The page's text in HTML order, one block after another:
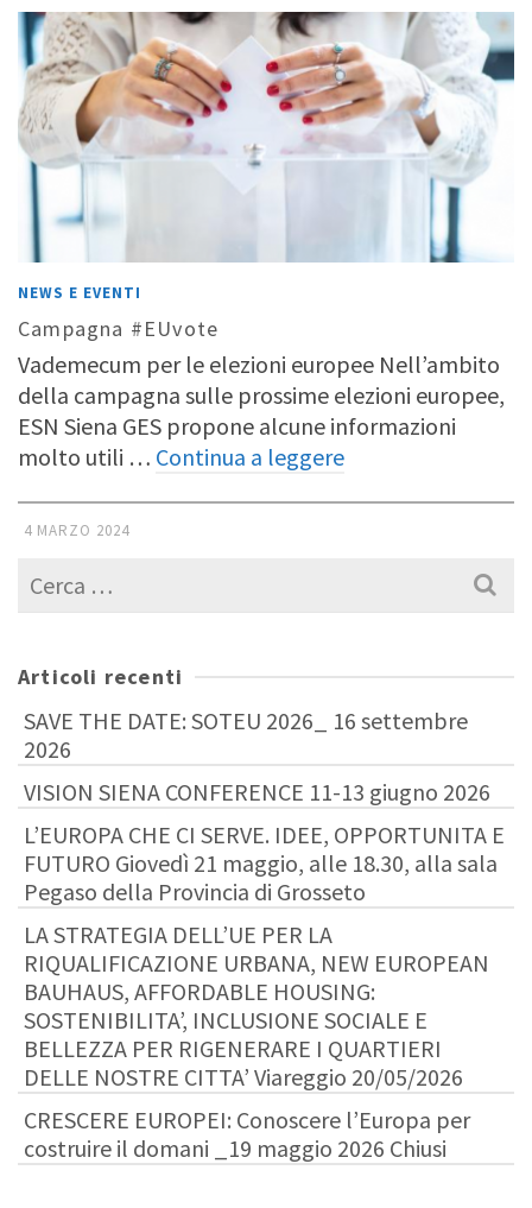
NEWS E EVENTI
Campagna #EUvote
Vademecum per le elezioni europee Nell’ambito
della campagna sulle prossime elezioni europee,
ESN Siena GES propone alcune informazioni
molto utili … Continua a leggere
4 MARZO 2024
Cerca
per:
Articoli recenti
SAVE THE DATE: SOTEU 2026_ 16 settembre
2026
VISION SIENA CONFERENCE 11-13 giugno 2026
L’EUROPA CHE CI SERVE. IDEE, OPPORTUNITA E
FUTURO Giovedì 21 maggio, alle 18.30, alla sala
Pegaso della Provincia di Grosseto
LA STRATEGIA DELL’UE PER LA
RIQUALIFICAZIONE URBANA, NEW EUROPEAN
BAUHAUS, AFFORDABLE HOUSING:
SOSTENIBILITA’, INCLUSIONE SOCIALE E
BELLEZZA PER RIGENERARE I QUARTIERI
DELLE NOSTRE CITTA’ Viareggio 20/05/2026
CRESCERE EUROPEI: Conoscere l’Europa per
costruire il domani _19 maggio 2026 Chiusi